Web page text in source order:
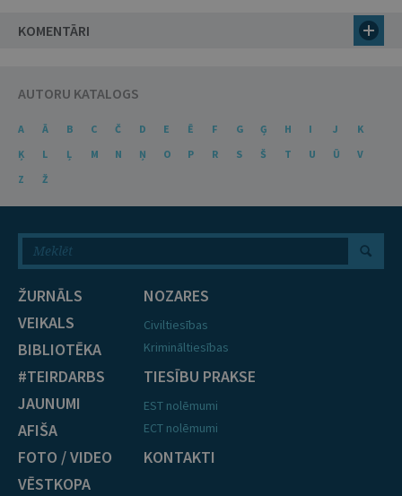
KOMENTĀRI
AUTORU KATALOGS
A Ā B C Č D E Ē F G Ģ H I J
K
Ķ
L Ļ M N Ņ O P R S Š T U Ū
V
Z
Ž
ŽURNĀLS
VEIKALS
BIBLIOTĒKA
#TEIRDARBS
JAUNUMI
AFIŠA
FOTO / VIDEO
VĒSTKOPA
NOZARES
Civiltiesības
Krimināltiesības
TIESĪBU PRAKSE
EST nolēmumi
ECT nolēmumi
KONTAKTI